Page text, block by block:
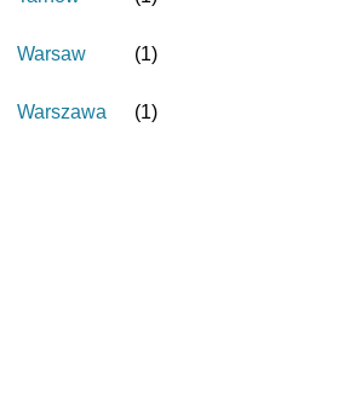
Warsaw (1)
Warszawa (1)